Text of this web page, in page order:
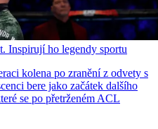
Inspirují ho legendy sportu
kolena po zranění z odvety s
bere jako začátek dalšího
se po přetrženém ACL